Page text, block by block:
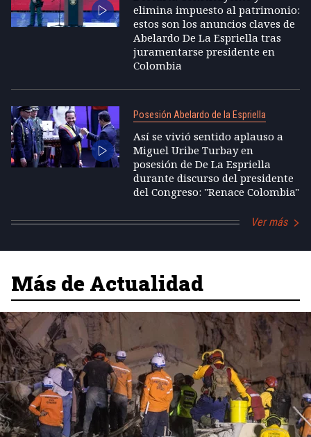
elimina impuesto al patrimonio:
estos son los anuncios claves de
Abelardo De La Espriella tras
juramentarse presidente en
Colombia
Posesión Abelardo de la Espriella
Así se vivió sentido aplauso a
Miguel Uribe Turbay en
posesión de De La Espriella
durante discurso del presidente
del Congreso: "Renace Colombia"
Ver más
Más de Actualidad